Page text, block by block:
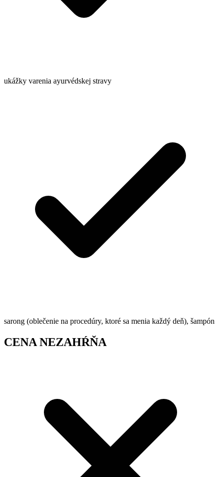
ukážky varenia ayurvédskej stravy
sarong (oblečenie na procedúry, ktoré sa menia každý deň), šampón
CENA NEZAHŔŇA